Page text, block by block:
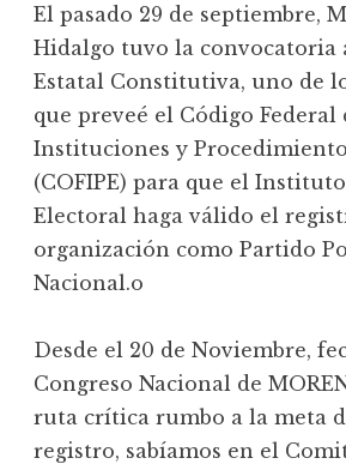
El pasado 29 de septiembre,
Hidalgo tuvo la convocatoria
Estatal Constitutiva, uno de
que preveé el Código Federal
Instituciones y
(COFIPE) para que el
Electoral haga válido el
organización como Partido
Nacional.o
Desde el 20 de Noviembre,
Congreso Nacional de
ruta crítica rumbo a la meta
registro, sabíamos en el